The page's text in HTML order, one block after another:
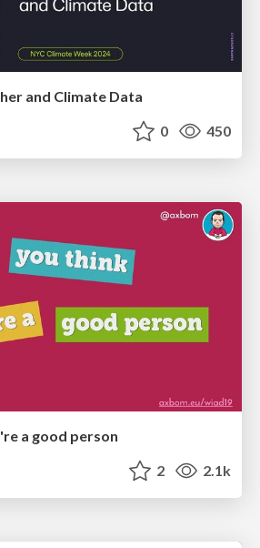
and Climate Data
0 450
a good person
2 2.1k